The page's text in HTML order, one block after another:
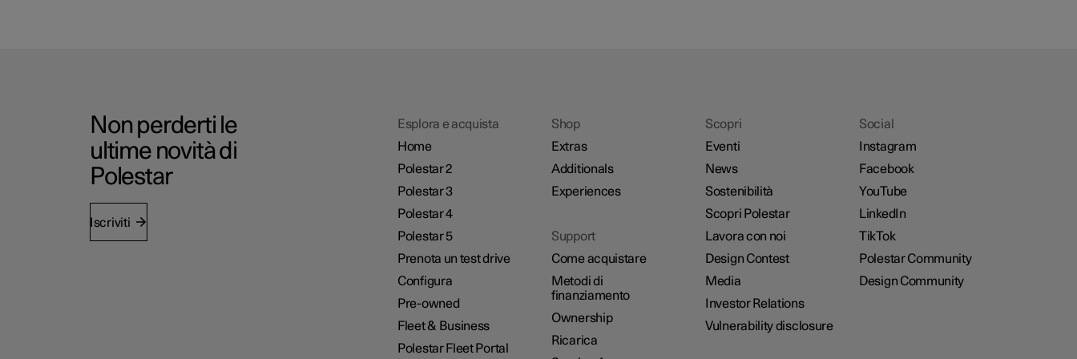
Non perderti le
ultime novità di
Polestar
Iscriviti
Esplora e acquista
Home
Polestar 2
Polestar 3
Polestar 4
Polestar 5
Prenota un test drive
Configura
Pre-owned
Fleet & Business
Polestar Fleet Portal
Shop
Extras
Additionals
Experiences
Support
Come acquistare
Metodi di
finanziamento
Ownership
Ricarica
Scopri
Eventi
News
Sostenibilità
Scopri Polestar
Lavora con noi
Design Contest
Media
Investor Relations
Vulnerability disclosure
Social
Instagram
Facebook
YouTube
LinkedIn
TikTok
Polestar Community
Design Community